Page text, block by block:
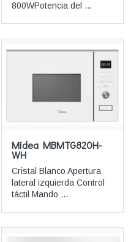
800WPotencia del ...
Midea MBMTG820H-
WH
Cristal Blanco Apertura
lateral izquierda Control
táctil Mando ...